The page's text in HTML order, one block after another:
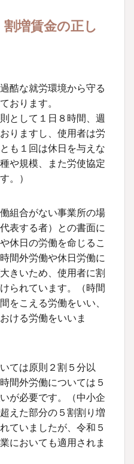
増賃金の正し
酷な就労環境から守る
おります。
として１日８時間、週
りますし、使用者は労
も１回は休日を与えな
や規模、また労使協定
。）
組合がない事業所の場
表する者）との書面に
休日の労働を命じるこ
間外労働や休日労働に
きいため、使用者に割
られています。（時間
をこえる労働をいい、
ける労働をいいま
ては原則２割５分以
間外労働については５
が必要です。（中小企
えた部分の５割割り増
ていましたが、令和５
においても適用されま